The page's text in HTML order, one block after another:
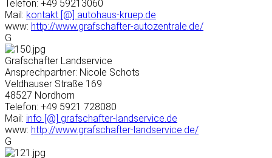
Telefon: +49 59213060
Mail: kontakt [@] autohaus-kruep.de
www: http://www.grafschafter-autozentrale.de/
G
Grafschafter Landservice
Ansprechpartner: Nicole Schots
Veldhauser Straße 169
48527 Nordhorn
Telefon: +49 5921 728080
Mail: info [@] grafschafter-landservice.de
www: http://www.grafschafter-landservice.de/
G